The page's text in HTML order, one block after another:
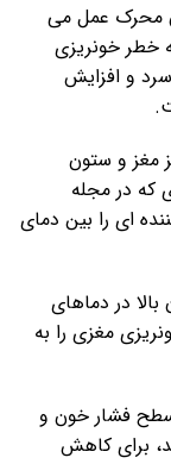
محرک عمل می
خطر خونریزی
و افزایش
مغز و ستون
که در مجله
ای را بین دمای
در دماهای
مغزی را به
سطح فشار خون و
برای کاهش